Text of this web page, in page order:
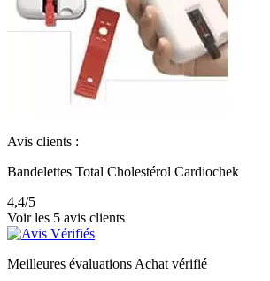
Avis clients :
Bandelettes Total Cholestérol Cardiochek
4,4/5
Voir les 5 avis clients
Meilleures évaluations Achat vérifié